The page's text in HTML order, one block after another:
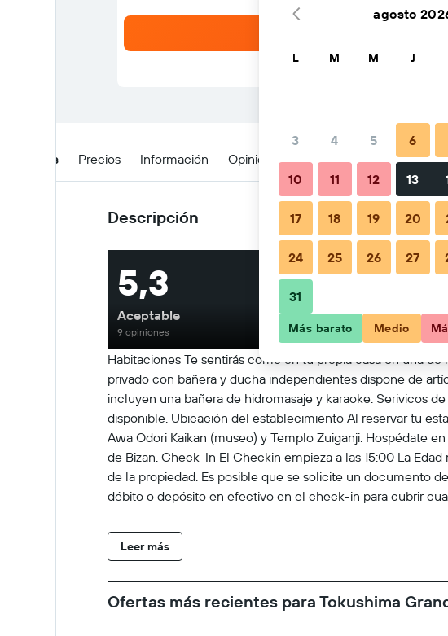
Detalles Precios Información Opiniones Ubicación Consejos
Descripción
Habitaciones Te sentirás como en tu propia casa en una
privado con bañera y ducha independientes dispone de
incluyen una bañera de hidromasaje y karaoke. Serivicos
disponible. Ubicación del establecimiento Al reservar tu
Awa Odori Kaikan (museo) y Templo Zuiganji. Hospédate
de Bizan. Check-In El Checkin empieza a las 15:00 La
de la propiedad. Es posible que se solicite un documento
débito o depósito en efectivo en el check-in para cubrir
medidas y los requisitos más recientes en torno al COVID-
huéspedes al momento de su llegada. Check-Out El
equipo de protección personal Hay paneles entre los
los huéspedes Se implementan medidas de
Leer más
5,3
Aceptable
9 opiniones
Ofertas más recientes para Tokushima
agosto
L M M J
3 4 5 6
10 11 12 13
17 18 19 20
24 25 26 27
31
Más barato Medio